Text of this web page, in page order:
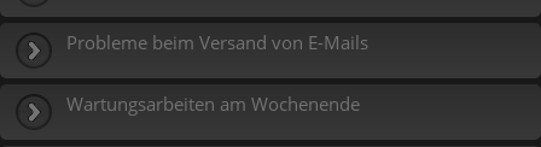
Probleme beim Versand von E-Mails
Wartungsarbeiten am Wochenende